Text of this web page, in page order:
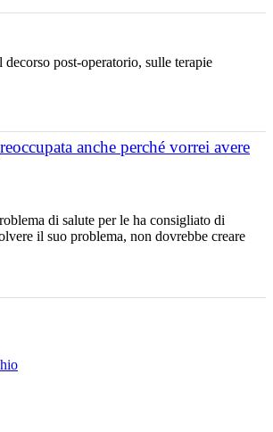
post-operatorio, sulle terapie
anche perché vorrei avere
di salute per le ha consigliato di
il suo problema, non dovrebbe creare